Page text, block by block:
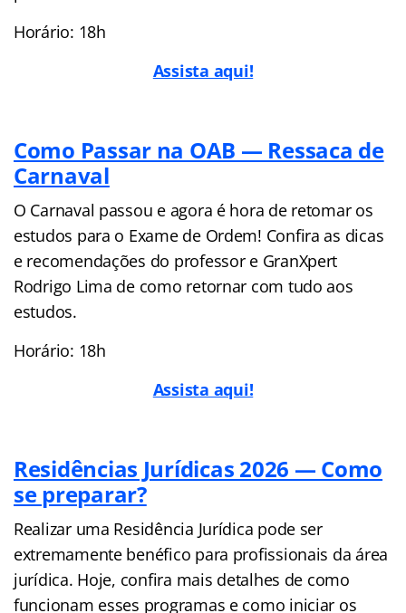
Horário: 18h
Assista aqui!
Como Passar na OAB — Ressaca de
Carnaval
O Carnaval passou e agora é hora de retomar os
estudos para o Exame de Ordem! Confira as dicas
e recomendações do professor e GranXpert
Rodrigo Lima de como retornar com tudo aos
estudos.
Horário: 18h
Assista aqui!
Residências Jurídicas 2026 — Como
se preparar?
Realizar uma Residência Jurídica pode ser
extremamente benéfico para profissionais da área
jurídica. Hoje, confira mais detalhes de como
funcionam esses programas e como iniciar os